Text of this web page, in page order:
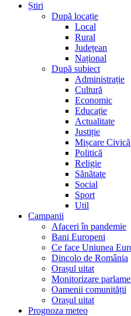
Știri
După locație
Local
Rural
Județean
Național
După subiect
Administrație
Cultură
Economic
Educație
Actualitate
Justiție
Mișcare Civică
Politică
Religie
Sănătate
Social
Sport
Util
Campanii
Afaceri în pandemie
Bani Europeni
Ce face Uniunea
Dincolo de România
Orașul uitat
Monitorizare
Oamenii comunității
Orașul uitat
Prognoza meteo